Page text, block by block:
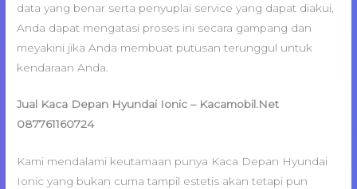
data yang benar serta penyuplai service yang dapat diakui,
Anda dapat mengatasi proses ini secara gampang dan
meyakini jika Anda membuat putusan terunggul untuk
kendaraan Anda.
Jual Kaca Depan Hyundai Ionic – Kacamobil.Net
087761160724
Kami mendalami keutamaan punya Kaca Depan Hyundai
Ionic yang bukan cuma tampil estetis akan tetapi pun